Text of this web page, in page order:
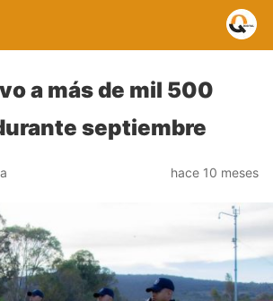
a más de mil 500
septiembre
hace 10 meses